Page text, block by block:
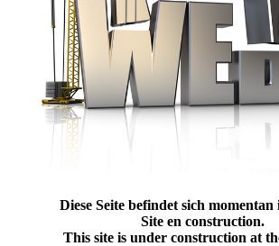
Diese Seite befindet sich
Site en construction.
This site is under construction at